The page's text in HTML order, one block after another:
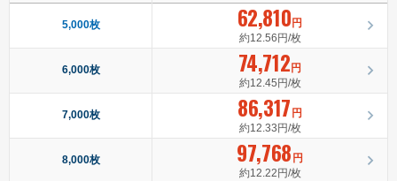
5,000枚 62,810円
約12.56円/枚
6,000枚 74,712円
約12.45円/枚
7,000枚 86,317 円
約12.33円/枚
8,000枚 97,768 円
約12.22円/枚